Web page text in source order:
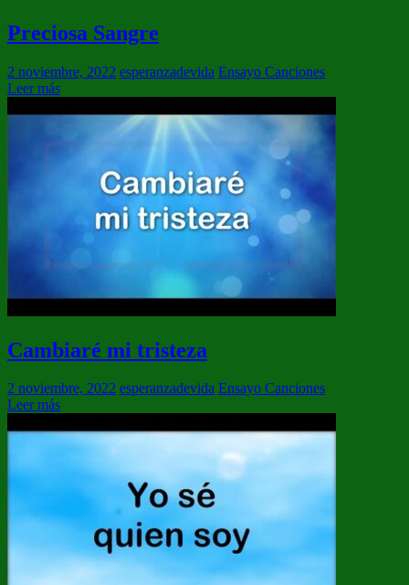
Preciosa Sangre
2 noviembre, 2022 esperanzadevida Ensayo Canciones
Leer más
Cambiaré mi tristeza
2 noviembre, 2022 esperanzadevida Ensayo Canciones
Leer más